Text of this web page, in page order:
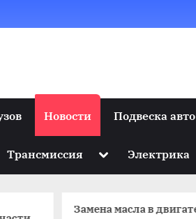
Новости Подвеска авто
Трансмиссия Toggle
menu
Электрика
Замена масла в